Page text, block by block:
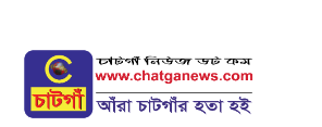
content